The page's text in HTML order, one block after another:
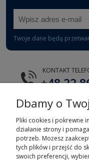
Twoje dane będą
KONTAKT
+48 22
E-MAIL
Dbamy o
Pliki cookies i pokrewne
działanie strony i
potrzeb. Możesz
tych plików i przejść do
swoich preferencji,